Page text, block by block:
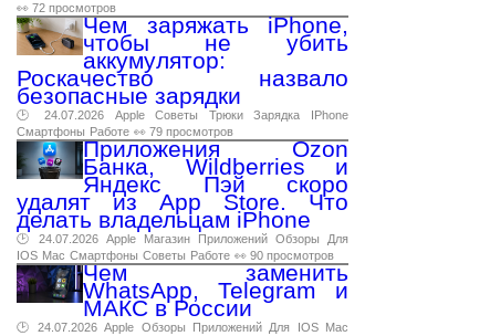
👀 72 просмотров
Чем заряжать iPhone,
чтобы не убить
аккумулятор:
Роскачество назвало
безопасные зарядки
🕑 24.07.2026 Apple Советы Трюки Зарядка
IPhone
Смартфоны Работе 👀 79 просмотров
Приложения Ozon
Банка, Wildberries и
Яндекс Пэй скоро
удалят из App Store. Что
делать владельцам iPhone
🕑 24.07.2026 Apple Магазин Приложений Обзоры
Для
IOS Mac Смартфоны Советы Работе 👀 90 просмотров
Чем заменить
WhatsApp, Telegram и
МАКС в России
🕑 24.07.2026 Apple Обзоры Приложений Для IOS
Mac